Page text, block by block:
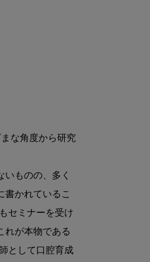
な角度から研究
ものの、多く
書かれているこ
セミナーを受け
れが本物である
として口腔育成